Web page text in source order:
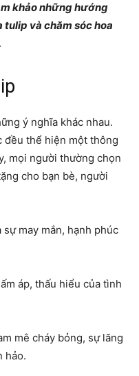
khảo những hướng
tulip và chăm sóc hoa
ý nghĩa khác nhau.
đều thể hiện một thông
mọi người thường chọn
cho bạn bè, người
may mắn, hạnh phúc
áp, thấu hiểu của tình
mê cháy bỏng, sự lãng
hảo.